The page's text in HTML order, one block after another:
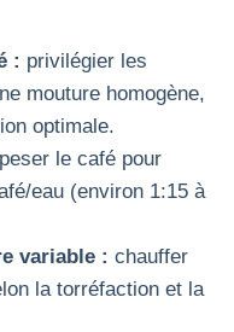
: privilégier les
mouture homogène,
optimale.
peser le café pour
eau (environ 1:15 à
variable : chauffer
la torréfaction et la